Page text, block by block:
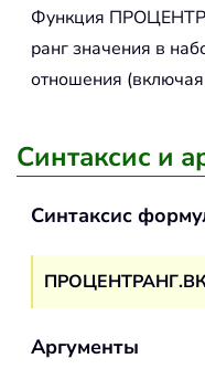
Функция
ранг значения в
отношения
Синтаксис и
Синтаксис
Аргументы